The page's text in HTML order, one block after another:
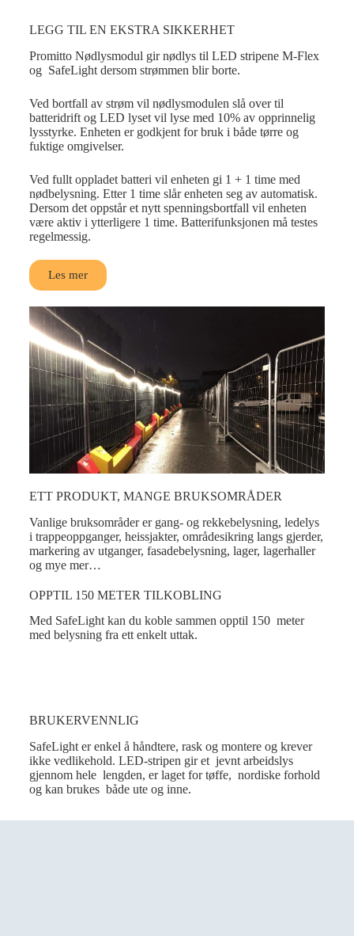
LEGG TIL EN EKSTRA SIKKERHET
Promitto Nødlysmodul gir nødlys til LED stripene M-Flex
og SafeLight dersom strømmen blir borte.
Ved bortfall av strøm vil nødlysmodulen slå over til
batteridrift og LED lyset vil lyse med 10% av opprinnelig
lysstyrke. Enheten er godkjent for bruk i både tørre og
fuktige omgivelser.
Ved fullt oppladet batteri vil enheten gi 1 + 1 time med
nødbelysning. Etter 1 time slår enheten seg av automatisk.
Dersom det oppstår et nytt spenningsbortfall vil enheten
være aktiv i ytterligere 1 time. Batterifunksjonen må testes
regelmessig.
Les mer
ETT PRODUKT, MANGE BRUKSOMRÅDER
Vanlige bruksområder er gang- og rekkebelysning, ledelys
i trappeoppganger, heissjakter, områdesikring langs gjerder,
markering av utganger, fasadebelysning, lager, lagerhaller
og mye mer…
OPPTIL 150 METER TILKOBLING
Med SafeLight kan du koble sammen opptil 150 meter
med belysning fra ett enkelt uttak.
BRUKERVENNLIG
SafeLight er enkel å håndtere, rask og montere og krever
ikke vedlikehold. LED-stripen gir et jevnt arbeidslys
gjennom hele lengden, er laget for tøffe, nordiske forhold
og kan brukes både ute og inne.